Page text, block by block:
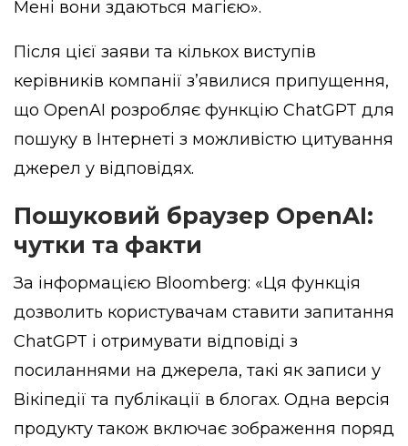
Мені вони здаються магією».
Після цієї заяви та кількох виступів
керівників компанії з’явилися припущення,
що OpenAI розробляє функцію ChatGPT для
пошуку в Інтернеті з можливістю цитування
джерел у відповідях.
Пошуковий браузер OpenAI:
чутки та факти
За інформацією Bloomberg: «Ця функція
дозволить користувачам ставити запитання
ChatGPT і отримувати відповіді з
посиланнями на джерела, такі як записи у
Вікіпедії та публікації в блогах. Одна версія
продукту також включає зображення поряд